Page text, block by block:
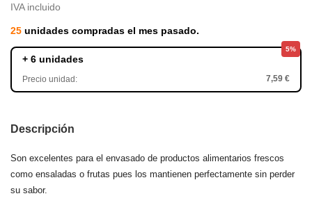
IVA incluido
25 unidades compradas el mes pasado.
5%
+ 6 unidades
Precio unidad: 7,59 €
Descripción
Son excelentes para el envasado de productos alimentarios frescos
como ensaladas o frutas pues los mantienen perfectamente sin perder
su sabor.